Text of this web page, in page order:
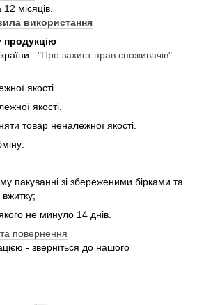
місяців.
використання
продукцію
"Про захист прав споживачів"
якості.
якості.
товар неналежної якості.
пакуванні зі збереженими бірками та
не минуло 14 днів.
повернення
- зверніться до нашого